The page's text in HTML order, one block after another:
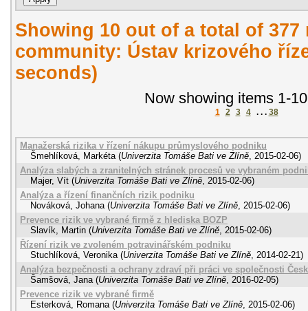
Showing 10 out of a total of
community: Ústav krizového
seconds)
Now showing items 1-
1 2 3 4 . . . 38
Manažerská rizika v řízení nákupu průmyslového podniku
Šmehlíková, Markéta (Univerzita Tomáše Bati ve Zlíně, 2015-02-06)
Analýza slabých a zranitelných stránek procesů ve vybraném
Majer, Vít (Univerzita Tomáše Bati ve Zlíně, 2015-02-06)
Analýza a řízení finančních rizik podniku
Nováková, Johana (Univerzita Tomáše Bati ve Zlíně, 2015-02-06)
Prevence rizik ve vybrané firmě z hlediska BOZP
Slavík, Martin (Univerzita Tomáše Bati ve Zlíně, 2015-02-06)
Řízení rizik ve zvoleném potravinářském podniku
Stuchlíková, Veronika (Univerzita Tomáše Bati ve Zlíně, 2014-02-21)
Analýza bezpečnosti a ochrany zdraví při práci ve společnosti
Šamšová, Jana (Univerzita Tomáše Bati ve Zlíně, 2016-02-05)
Prevence rizik ve vybrané firmě
Esterková, Romana (Univerzita Tomáše Bati ve Zlíně, 2015-02-06)